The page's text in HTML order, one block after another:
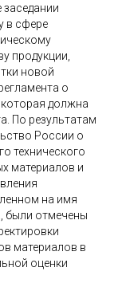
в сфере
продукции,
новой
о
должна
По результатам
России о
технического
материалов и
на имя
были отмечены
материалов в
оценки